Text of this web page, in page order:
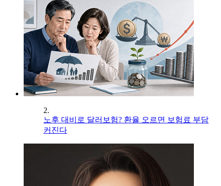
2.
노후 대비로 달러보험? 환율 오르면 보험료 부담
커진다